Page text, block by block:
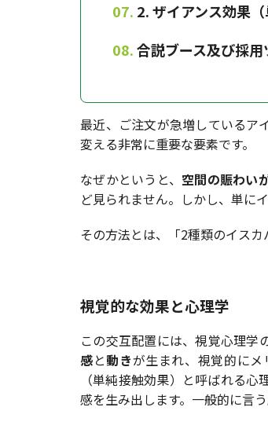
2. ザイアンス効果（
合説ブース及び採
最近、ご注文が急増しているア
変える非常に重要な要素です。
なぜかというと、 空間の賑わい
ど見られません。しかし、単に
その方法とは、「2種類のイスカ
視覚的な効果と心理学
この交互配置には、視覚心理学
感と動きが生まれ、視覚的に
（単純接触効果）と呼ばれる
感を生み出します。一般的に言